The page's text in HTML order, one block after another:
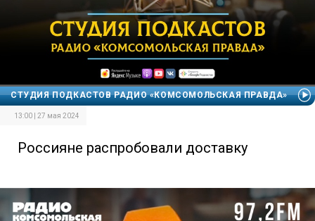
СТУДИЯ ПОДКАСТОВ РАДИО «КОМСОМОЛЬСКАЯ ПРАВДА»
13:00 | 27 мая 2024
Россияне распробовали доставку